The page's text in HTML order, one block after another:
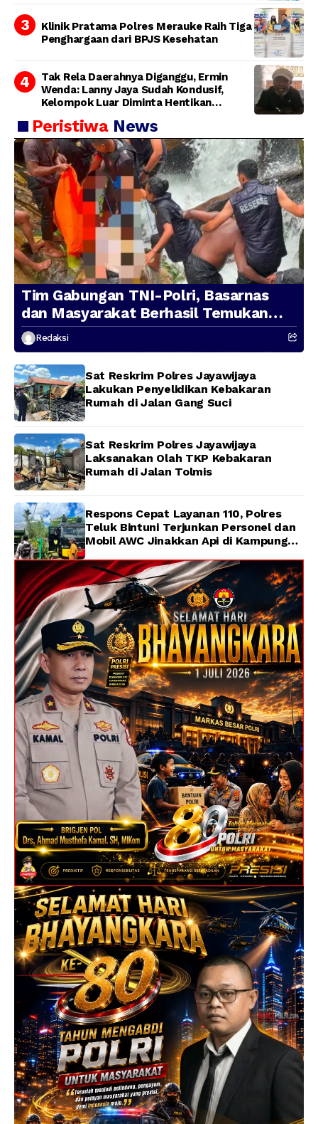
Klinik Pratama Polres Merauke Raih Tiga
Penghargaan dari BPJS Kesehatan
Tak Rela Daerahnya Diganggu, Ermin
Wenda: Lanny Jaya Sudah Kondusif,
Kelompok Luar Diminta Hentikan
Peristiwa News
Tim Gabungan TNI-Polri, Basarnas
dan Masyarakat Berhasil Temukan
Presenter TVRI Papua Barat yang
Hilang di Sungai Memti
Redaksi
Sat Reskrim Polres Jayawijaya
Lakukan Penyelidikan Kebakaran
Rumah di Jalan Gang Suci
Sat Reskrim Polres Jayawijaya
Laksanakan Olah TKP Kebakaran
Rumah di Jalan Tolmis
Respons Cepat Layanan 110, Polres
Teluk Bintuni Terjunkan Personel dan
Mobil AWC Jinakkan Api di Kampung